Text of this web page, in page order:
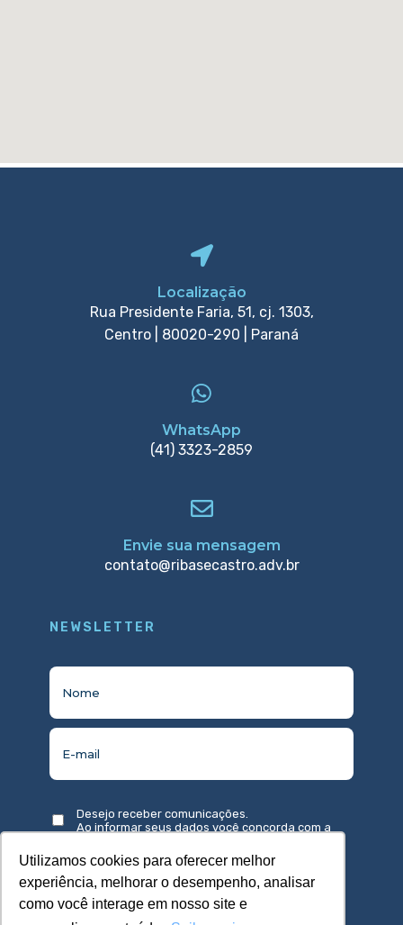
Utilizamos cookies para oferecer melhor
experiência, melhorar o desempenho, analisar
como você interage em nosso site e
Localização
Rua Presidente Faria, 51, cj. 1303,
Centro | 80020-290 | Paraná
WhatsApp
(41) 3323-2859
Envie sua mensagem
contato@ribasecastro.adv.br
NEWSLETTER
Desejo receber comunicações.
Ao informar seus dados você concorda com a